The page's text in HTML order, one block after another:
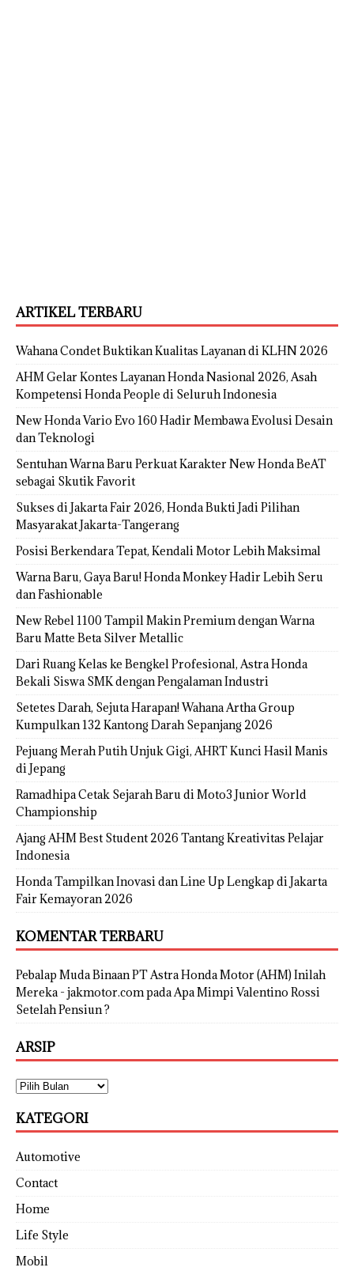
ARTIKEL TERBARU
Wahana Condet Buktikan Kualitas Layanan di KLHN 2026
AHM Gelar Kontes Layanan Honda Nasional 2026, Asah
Kompetensi Honda People di Seluruh Indonesia
New Honda Vario Evo 160 Hadir Membawa Evolusi Desain
dan Teknologi
Sentuhan Warna Baru Perkuat Karakter New Honda BeAT
sebagai Skutik Favorit
Sukses di Jakarta Fair 2026, Honda Bukti Jadi Pilihan
Masyarakat Jakarta-Tangerang
Posisi Berkendara Tepat, Kendali Motor Lebih Maksimal
Warna Baru, Gaya Baru! Honda Monkey Hadir Lebih Seru
dan Fashionable
New Rebel 1100 Tampil Makin Premium dengan Warna
Baru Matte Beta Silver Metallic
Dari Ruang Kelas ke Bengkel Profesional, Astra Honda
Bekali Siswa SMK dengan Pengalaman Industri
Setetes Darah, Sejuta Harapan! Wahana Artha Group
Kumpulkan 132 Kantong Darah Sepanjang 2026
Pejuang Merah Putih Unjuk Gigi, AHRT Kunci Hasil Manis
di Jepang
Ramadhipa Cetak Sejarah Baru di Moto3 Junior World
Championship
Ajang AHM Best Student 2026 Tantang Kreativitas Pelajar
Indonesia
Honda Tampilkan Inovasi dan Line Up Lengkap di Jakarta
Fair Kemayoran 2026
KOMENTAR TERBARU
Pebalap Muda Binaan PT Astra Honda Motor (AHM) Inilah
Mereka - jakmotor.compadaApa Mimpi Valentino Rossi
Setelah Pensiun ?
ARSIP
KATEGORI
Automotive
Contact
Home
Life Style
Mobil